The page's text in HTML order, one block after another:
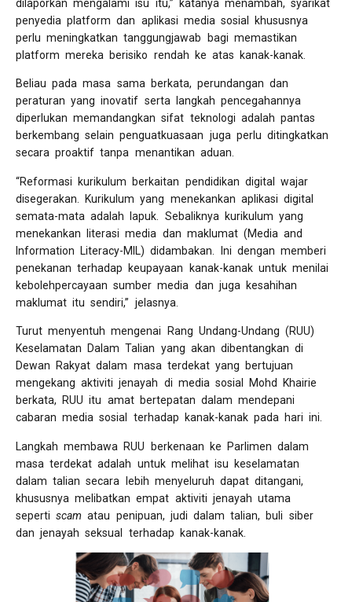
dilaporkan mengalami isu itu,” katanya menambah, syarikat
penyedia platform dan aplikasi media sosial khususnya
perlu meningkatkan tanggungjawab bagi memastikan
platform mereka berisiko rendah ke atas kanak-kanak.
Beliau pada masa sama berkata, perundangan dan
peraturan yang inovatif serta langkah pencegahannya
diperlukan memandangkan sifat teknologi adalah pantas
berkembang selain penguatkuasaan juga perlu ditingkatkan
secara proaktif tanpa menantikan aduan.
“Reformasi kurikulum berkaitan pendidikan digital wajar
disegerakan. Kurikulum yang menekankan aplikasi digital
semata-mata adalah lapuk. Sebaliknya kurikulum yang
menekankan literasi media dan maklumat (Media and
Information Literacy-MIL) didambakan. Ini dengan memberi
penekanan terhadap keupayaan kanak-kanak untuk menilai
kebolehpercayaan sumber media dan juga kesahihan
maklumat itu sendiri,” jelasnya.
Turut menyentuh mengenai Rang Undang-Undang (RUU)
Keselamatan Dalam Talian yang akan dibentangkan di
Dewan Rakyat dalam masa terdekat yang bertujuan
mengekang aktiviti jenayah di media sosial Mohd Khairie
berkata, RUU itu amat bertepatan dalam mendepani
cabaran media sosial terhadap kanak-kanak pada hari ini.
Langkah membawa RUU berkenaan ke Parlimen dalam
masa terdekat adalah untuk melihat isu keselamatan
dalam talian secara lebih menyeluruh dapat ditangani,
khususnya melibatkan empat aktiviti jenayah utama
sepertiscam atau penipuan, judi dalam talian, buli siber
dan jenayah seksual terhadap kanak-kanak.